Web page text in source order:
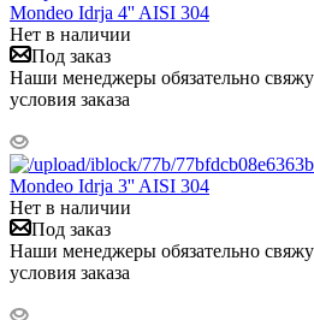
Mondeo Idrja 4'' AISI 304
Нет в наличии
Под заказ
Наши менеджеры обязательно
условия заказа
Mondeo Idrja 3'' AISI 304
Нет в наличии
Под заказ
Наши менеджеры обязательно
условия заказа